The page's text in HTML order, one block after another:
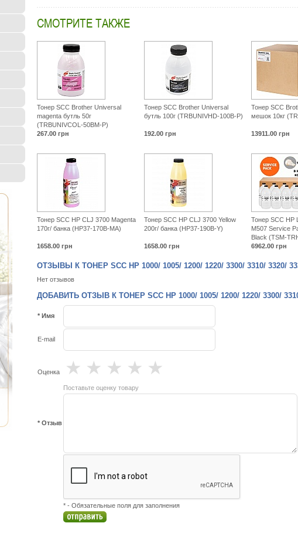
СМОТРИТЕ ТАКЖЕ
Тонер SCC Brother Universal
magenta бутль 50г
(TRBUNIVCOL-50BM-P)
Тонер SCC Brother Universal
бутль 100г (TRBUNIVHD-100B-P)
Тонер SCC
мешок 10кг
267.00 грн 192.00 грн 13911.00 грн
Тонер SCC HP CLJ 3700 Magenta
170г/ банка (HP37-170B-MA)
Тонер SCC HP CLJ 3700 Yellow
200г/ банка (HP37-190B-Y)
Тонер SCC HP
M507 Service
Black (TSM-
1658.00 грн 1658.00 грн 6962.00 грн
ОТЗЫВЫ К ТОНЕР SCC HP 1000/ 1005/ 1200/ 1220/ 3300/ 3310/ 3320/
Нет отзывов
ДОБАВИТЬ ОТЗЫВ К ТОНЕР SCC HP 1000/ 1005/ 1200/ 1220/ 3300/
* Имя
E-mail
Оценка ★
★
★
★
★
Поставьте оценку товару
* Отзыв
* - Обязательные поля для заполнения